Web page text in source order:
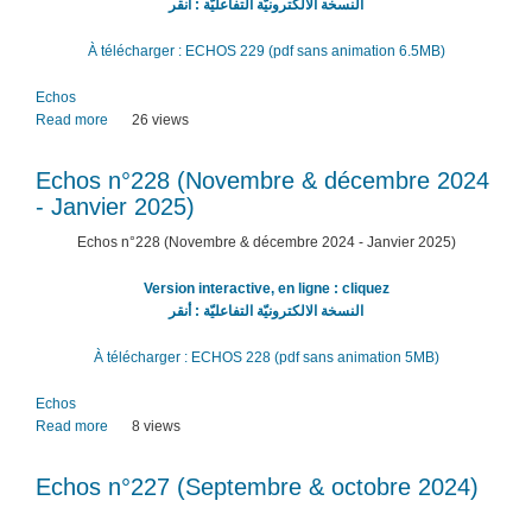
النسخة الالكترونيّة التفاعليّة : أنقر
À télécharger : ECHOS 229 (pdf sans animation 6.5MB)
Echos
Read more about
(Février,
mars
26 views
Echos n°228 (Novembre & décembre 2024
- Janvier 2025)
Echos n°228 (Novembre & décembre 2024 - Janvier 2025)
Version interactive, en ligne : cliquez
النسخة الالكترونيّة التفاعليّة : أنقر
À télécharger : ECHOS 228 (pdf sans animation 5MB)
Echos
Read more about
(Novembre
8 views
Echos n°227 (Septembre & octobre 2024)